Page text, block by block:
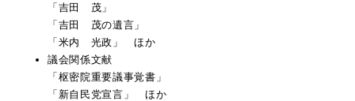
「吉田 茂」
「吉田 茂の遺言」
「米内 光政」 ほか
議会関係文献
「枢密院重要議事覚書」
「新自民党宣言」 ほか